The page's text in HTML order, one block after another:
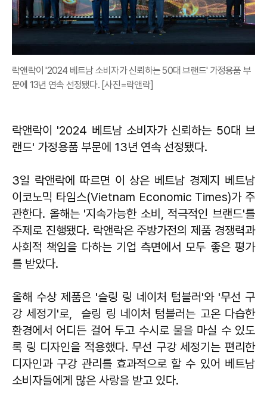
락앤락이 '2024 베트남 소비자가 신뢰하는 50대 브랜드' 가정용품 부
문에 13년 연속 선정됐다. [사진=락앤락]
락앤락이 '2024 베트남 소비자가 신뢰하는 50대 브
랜드' 가정용품 부문에 13년 연속 선정됐다.
3일 락앤락에 따르면 이 상은 베트남 경제지 베트남
이코노믹 타임스(Vietnam Economic Times)가 주
관한다. 올해는 '지속가능한 소비, 적극적인 브랜드'를
주제로 진행됐다. 락앤락은 주방가전의 제품 경쟁력과
사회적 책임을 다하는 기업 측면에서 모두 좋은 평가
를 받았다.
올해 수상 제품은 '슬링 링 네이처 텀블러'와 '무선 구
강 세정기'로, 슬링 링 네이처 텀블러는 고온 다습한
환경에서 어디든 걸어 두고 수시로 물을 마실 수 있도
록 링 디자인을 적용했다. 무선 구강 세정기는 편리한
디자인과 구강 관리를 효과적으로 할 수 있어 베트남
소비자들에게 많은 사랑을 받고 있다.